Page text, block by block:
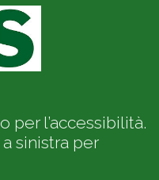
per l’accessibilità.
sinistra per